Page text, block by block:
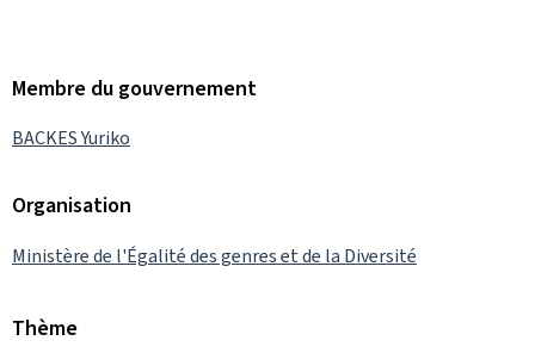
Membre du gouvernement
BACKES Yuriko
Organisation
Ministère de l'Égalité des genres et de la Diversité
Thème